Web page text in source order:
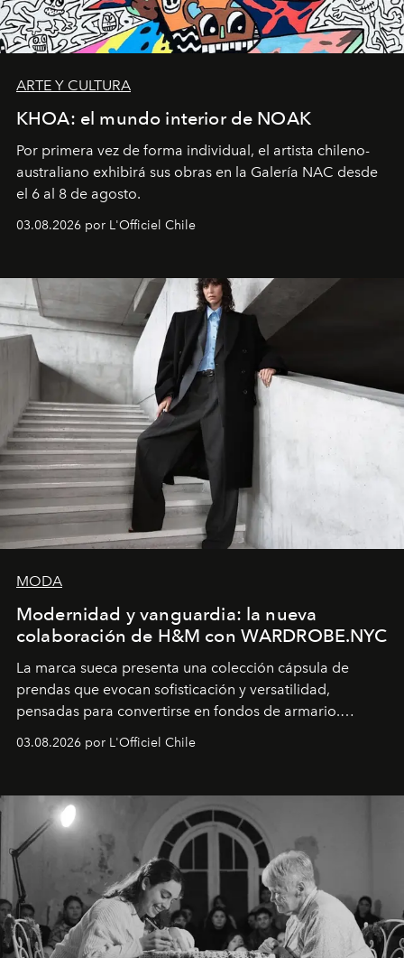
ARTE Y CULTURA
KHOA: el mundo interior de NOAK
Por primera vez de forma individual, el artista chileno-
australiano exhibirá sus obras en la Galería NAC desde
el 6 al 8 de agosto.
03.08.2026 por L'Officiel Chile
MODA
Modernidad y vanguardia: la nueva
colaboración de H&M con WARDROBE.NYC
La marca sueca presenta una colección cápsula de
prendas que evocan sofisticación y versatilidad,
pensadas para convertirse en fondos de armario.
Disponible en Chile desde el 6 de agosto.
03.08.2026 por L'Officiel Chile